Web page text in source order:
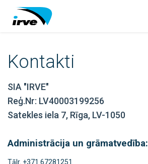
Kontakti
SIA "IRVE"
Reģ.Nr: LV40003199256
Satekles iela 7, Rīga, LV-1050
Administrācija un grāmatvedība:
Tālr. +371 67281251